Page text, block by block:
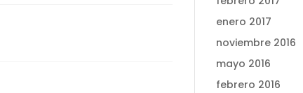
enero 2017
noviembre 2016
mayo 2016
febrero 2016